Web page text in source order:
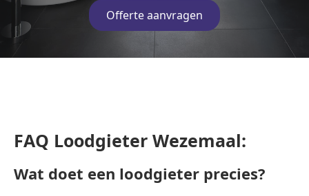
Offerte aanvragen
FAQ Loodgieter Wezemaal:
Wat doet een loodgieter precies?